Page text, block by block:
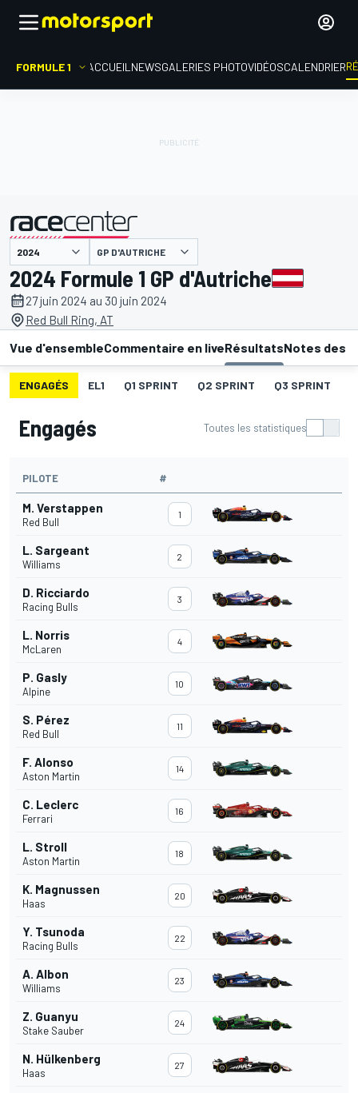
FORMULE 1 ACCUEIL NEWSGALERIES PHOTOVIDÉOSCALENDRIER
présenté par GP D'AUTRICHE
2024 Formule 1 GP d'Autriche
27 juin 2024 au 30 juin 2024
Red Bull Ring, AT
Vue d'ensembleCommentaire en liveRésultatsNotes des
ENGAGÉS EL1 Q1 SPRINT Q2 SPRINT Q3 SPRINT
Engagés Toutes les statistiques
PILOTE #
M. Verstappen
Red Bull
1
L. Sargeant
Williams
2
D. Ricciardo
Racing Bulls
3
L. Norris
McLaren
4
P. Gasly
Alpine
10
S. Pérez
Red Bull
11
F. Alonso
Aston Martin
14
C. Leclerc
Ferrari
16
L. Stroll
Aston Martin
18
K. Magnussen
Haas
20
Y. Tsunoda
Racing Bulls
22
A. Albon
Williams
23
Z. Guanyu
Stake Sauber
24
N. Hülkenberg
Haas
27